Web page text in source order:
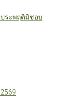
ประพฤติมิชอบ